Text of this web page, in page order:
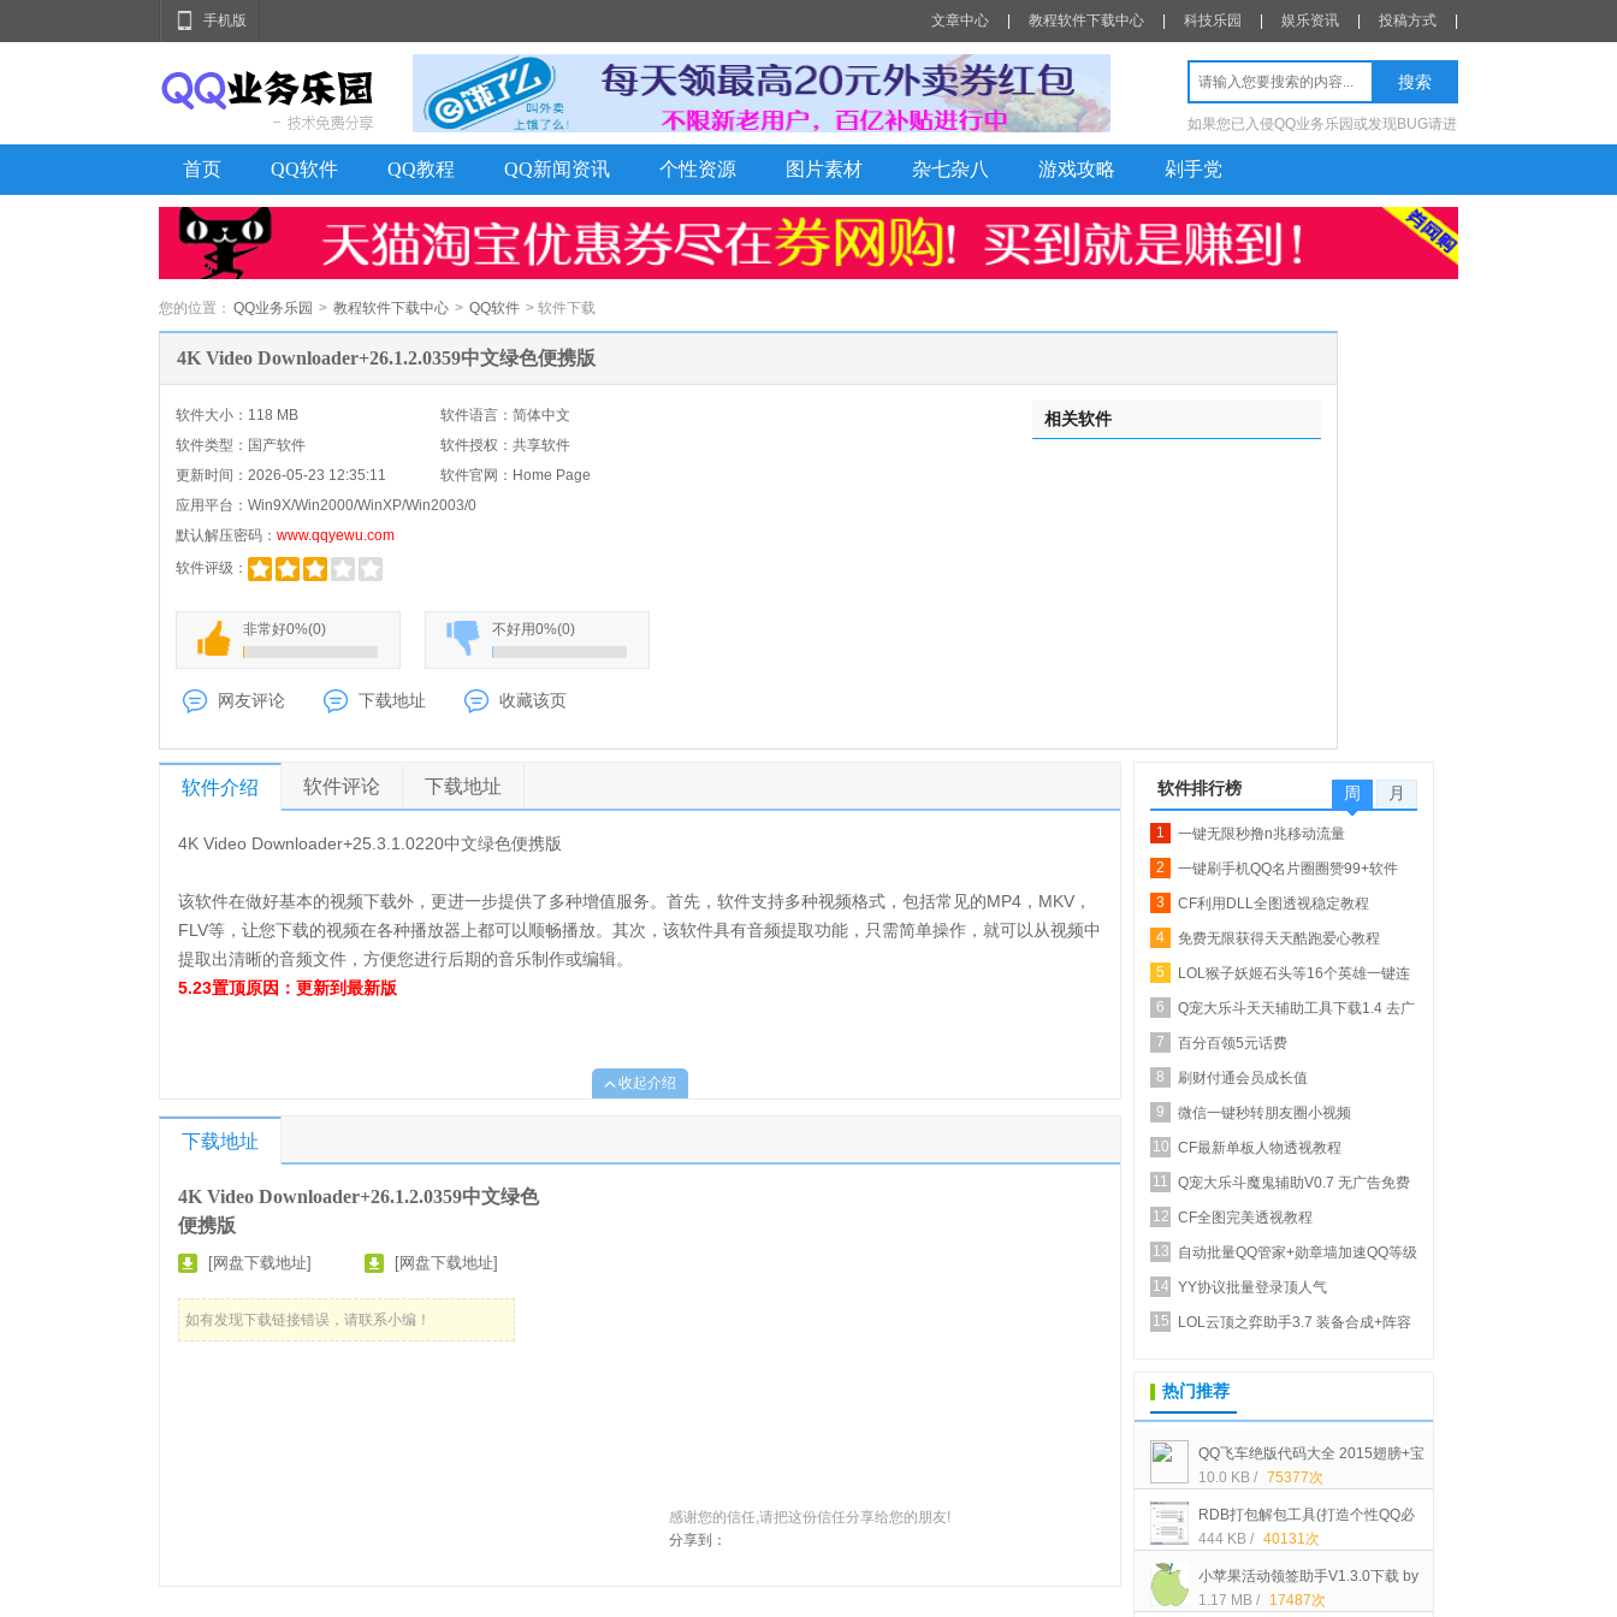
手机版 文章中心 教程软件下载中心 科技乐园 娱乐资讯 投稿方式
如果您已入侵QQ业务乐园或发现BUG请进
首页 QQ软件 QQ教程 QQ新闻资讯 个性资源 图片素材 杂七杂八 游戏攻略 剁手党
您的位置： QQ业务乐园 > 教程软件下载中心 > QQ软件 > 软件下载
4K Video Downloader+26.1.2.0359中文绿色便携版
软件大小：118 MB
软件语言：简体中文
软件类型：国产软件
软件授权：共享软件
更新时间： 2026-05-23 12:35:11
软件官网：Home Page
应用平台： Win9X/Win2000/WinXP/Win2003/0
默认解压密码： www.qqyewu.com
软件评级：
非常好0%(0) 不好用0%(0)
网友评论 下载地址 收藏该页
相关软件
软件介绍 软件评论 下载地址
4K Video Downloader+25.3.1.0220中文绿色便携版
该软件在做好基本的视频下载外，更进一步提供了多种增值服务。首先，软件支持多种视频格式，包括常见的MP4，MKV，
FLV等，让您下载的视频在各种播放器上都可以顺畅播放。其次，该软件具有音频提取功能，只需简单操作，就可以从视频中
提取出清晰的音频文件，方便您进行后期的音乐制作或编辑。
5.23置顶原因：更新到最新版
收起介绍
下载地址
4K Video Downloader+26.1.2.0359中文绿色
便携版
[网盘下载地址] [网盘下载地址]
如有发现下载链接错误，请联系小编！
感谢您的信任,请把这份信任分享给您的朋友!
分享到：
软件排行榜 周 月
1
一键无限秒撸n兆移动流量
2
一键刷手机QQ名片圈圈赞99+软件
【QQ业务乐园专...
3
CF利用DLL全图透视稳定教程
4
免费无限获得天天酷跑爱心教程
5
LOL猴子妖姬石头等16个英雄一键连
招
6 Q宠大乐斗天天辅助工具下载1.4 去广
告版_自动...
7
百分百领5元话费
8
刷财付通会员成长值
9
微信一键秒转朋友圈小视频
10 CF最新单板人物透视教程
11
Q宠大乐斗魔鬼辅助V0.7 无广告免费
正式版_新增...
12 CF全图完美透视教程
13
自动批量QQ管家+勋章墙加速QQ等级
14 YY协议批量登录顶人气
15
LOL云顶之弈助手3.7 装备合成+阵容
热门推荐
QQ飞车绝版代码大全 2015翅膀+宝
石+STABL车+装扮等代码[可以买的]
10.0 KB / 75377次
RDB打包解包工具(打造个性QQ必
备)中文绿色版下载
444 KB / 40131次
小苹果活动领签助手V1.3.0下载 by
大空白
1.17 MB / 17487次